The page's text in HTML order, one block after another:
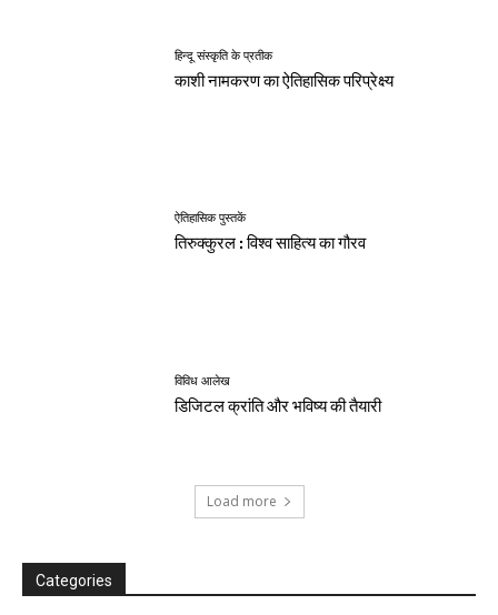
हिन्दू संस्कृति के प्रतीक
काशी नामकरण का ऐतिहासिक परिप्रेक्ष्य
ऐतिहासिक पुस्तकें
तिरुक्कुरल : विश्व साहित्य का गौरव
विविध आलेख
डिजिटल क्रांति और भविष्य की तैयारी
Load more
Categories